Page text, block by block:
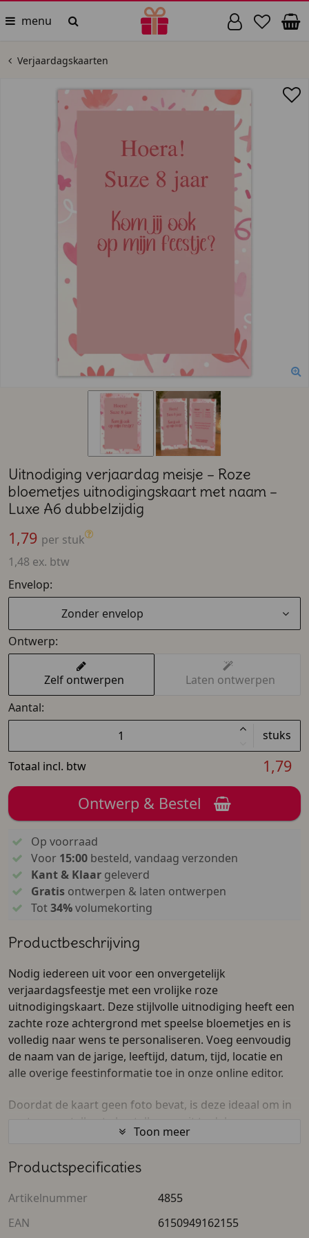
menu
Verjaardagskaarten
Uitnodiging verjaardag meisje – Roze
bloemetjes uitnodigingskaart met naam –
Luxe A6 dubbelzijdig
1,79 per stuk
1,48 ex. btw
Envelop:
Zonder envelop
Ontwerp:
Zelf ontwerpen
Laten ontwerpen
Aantal:
stuks
Totaal incl. btw
1,79
Ontwerp & Bestel
Op voorraad
Voor 15:00besteld, vandaag verzonden
Kant & Klaargeleverd
Gratisontwerpen & laten ontwerpen
Tot34%volumekorting
Productbeschrijving
Nodig iedereen uit voor een onvergetelijk
verjaardagsfeestje met een vrolijke roze
uitnodigingskaart. Deze stijlvolle uitnodiging heeft een
zachte roze achtergrond met speelse bloemetjes en is
volledig naar wens te personaliseren. Voeg eenvoudig
de naam van de jarige, leeftijd, datum, tijd, locatie en
alle overige feestinformatie toe in onze online editor.
Doordat de kaart geen foto bevat, is deze ideaal om in
grotere aantallen te bestellen en uit te delen aan
vriendjes, vriendinnetjes, klasgenootjes of familie. Zo
uitnodiging die perfect past bij ieder
De voor- en achterkant zijn volledig naar wens aan te
Toon meer
Productspecificaties
Artikelnummer
4855
EAN
6150949162155